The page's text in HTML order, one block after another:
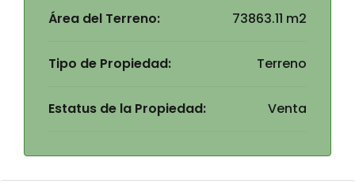
Área del Terreno: 73863.11 m2
Tipo de Propiedad: Terreno
Estatus de la Propiedad: Venta